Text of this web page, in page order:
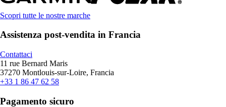
Scopri tutte le nostre marche
Assistenza post-vendita in Francia
Contattaci
11 rue Bernard Maris
37270 Montlouis-sur-Loire, Francia
+33 1 86 47 62 58
Pagamento sicuro